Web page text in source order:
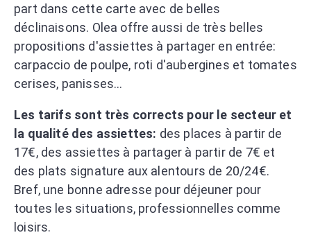
part dans cette carte avec de belles
déclinaisons. Olea offre aussi de très belles
propositions d'assiettes à partager en entrée:
carpaccio de poulpe, roti d'aubergines et tomates
cerises, panisses...
Les tarifs sont très corrects pour le secteur et
la qualité des assiettes: des places à partir de
17€, des assiettes à partager à partir de 7€ et
des plats signature aux alentours de 20/24€.
Bref, une bonne adresse pour déjeuner pour
toutes les situations, professionnelles comme
loisirs.